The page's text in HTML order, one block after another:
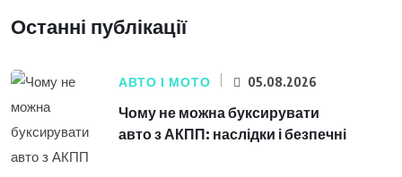
Останні публікації
АВТО І МОТО 05.08.2026
Чому не можна буксирувати
авто з АКПП: наслідки і безпечні